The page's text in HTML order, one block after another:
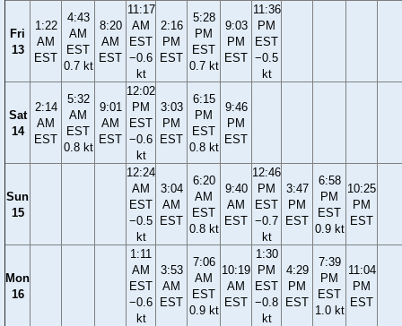
Fri
13
1:22
AM
EST
4:43
AM
EST
0.7 kt
8:20
AM
EST
11:17
AM
EST
−0.6
kt
2:16
PM
EST
5:28
PM
EST
0.7 kt
9:03
PM
EST
11:36
PM
EST
−0.5
kt
Sat
14
2:14
AM
EST
5:32
AM
EST
0.8 kt
9:01
AM
EST
12:02
PM
EST
−0.6
kt
3:03
PM
EST
6:15
PM
EST
0.8 kt
9:46
PM
EST
Sun
15
12:24
AM
EST
−0.5
kt
3:04
AM
EST
6:20
AM
EST
0.8 kt
9:40
AM
EST
12:46
PM
EST
−0.7
kt
3:47
PM
EST
6:58
PM
EST
0.9 kt
10:25
PM
EST
Mon
16
1:11
AM
EST
−0.6
kt
3:53
AM
EST
7:06
AM
EST
0.9 kt
10:19
AM
EST
1:30
PM
EST
−0.8
kt
4:29
PM
EST
7:39
PM
EST
1.0 kt
11:04
PM
EST